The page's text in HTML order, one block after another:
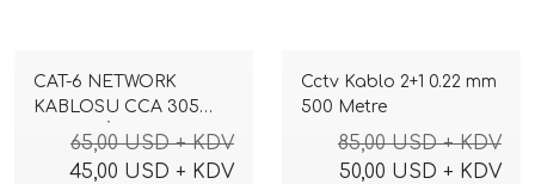
CAT-6 NETWORK
KABLOSU CCA 305
METRELİK TOP
65,00 USD + KDV
45,00 USD + KDV
Cctv Kablo 2+1 0.22 mm
500 Metre
85,00 USD + KDV
50,00 USD + KDV